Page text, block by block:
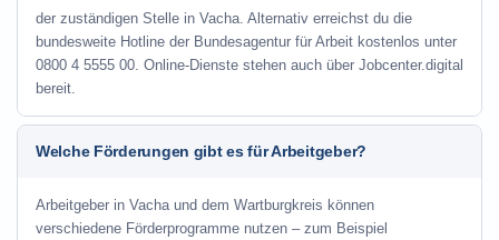
der zuständigen Stelle in Vacha. Alternativ erreichst du die
bundesweite Hotline der Bundesagentur für Arbeit kostenlos unter
0800 4 5555 00. Online-Dienste stehen auch über Jobcenter.digital
bereit.
Welche Förderungen gibt es für Arbeitgeber?
Arbeitgeber in Vacha und dem Wartburgkreis können
verschiedene Förderprogramme nutzen – zum Beispiel